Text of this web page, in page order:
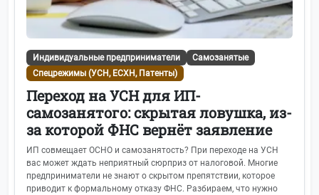
Индивидуальные предприниматели
Самозанятые
Спецрежимы (УСН, ЕСХН, Патенты)
Переход на УСН для ИП-
самозанятого: скрытая ловушка, из-
за которой ФНС вернёт заявление
ИП совмещает ОСНО и самозанятость? При переходе на УСН
вас может ждать неприятный сюрприз от налоговой. Многие
предприниматели не знают о скрытом препятствии, которое
приводит к формальному отказу ФНС. Разбираем, что нужно